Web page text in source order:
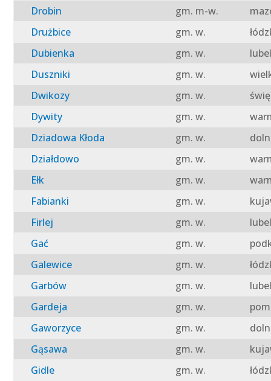
Drobin
gm. m-w.
Drużbice
gm. w.
Dubienka
gm. w.
Duszniki
gm. w.
Dwikozy
gm. w.
Dywity
gm. w.
Dziadowa Kłoda
gm. w.
Działdowo
gm. w.
Ełk
gm. w.
Fabianki
gm. w.
Firlej
gm. w.
Gać
gm. w.
Galewice
gm. w.
Garbów
gm. w.
Gardeja
gm. w.
Gaworzyce
gm. w.
Gąsawa
gm. w.
Gidle
gm. w.